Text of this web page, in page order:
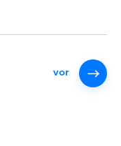
vor